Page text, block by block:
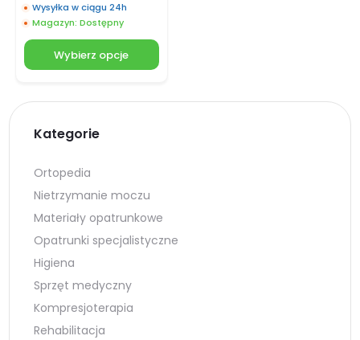
Wysyłka w ciągu 24h
Magazyn: Dostępny
Wybierz opcje
Kategorie
Ortopedia
Nietrzymanie moczu
Materiały opatrunkowe
Opatrunki specjalistyczne
Higiena
Sprzęt medyczny
Kompresjoterapia
Rehabilitacja